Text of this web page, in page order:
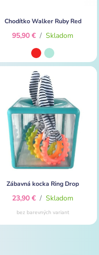
Chodítko Walker Ruby Red
95,90 € / Skladom
Zábavná kocka Ring Drop
23,90 € / Skladom
bez barevných variant